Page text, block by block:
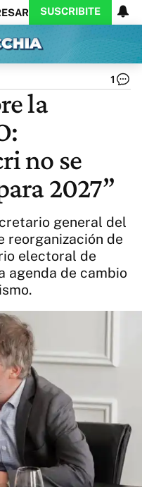
SUSCRIBITE
Opinión
Educación
Reperfilar
Caras
1
la
no se
2027”
general del
reorganización de
electoral de
agenda de cambio